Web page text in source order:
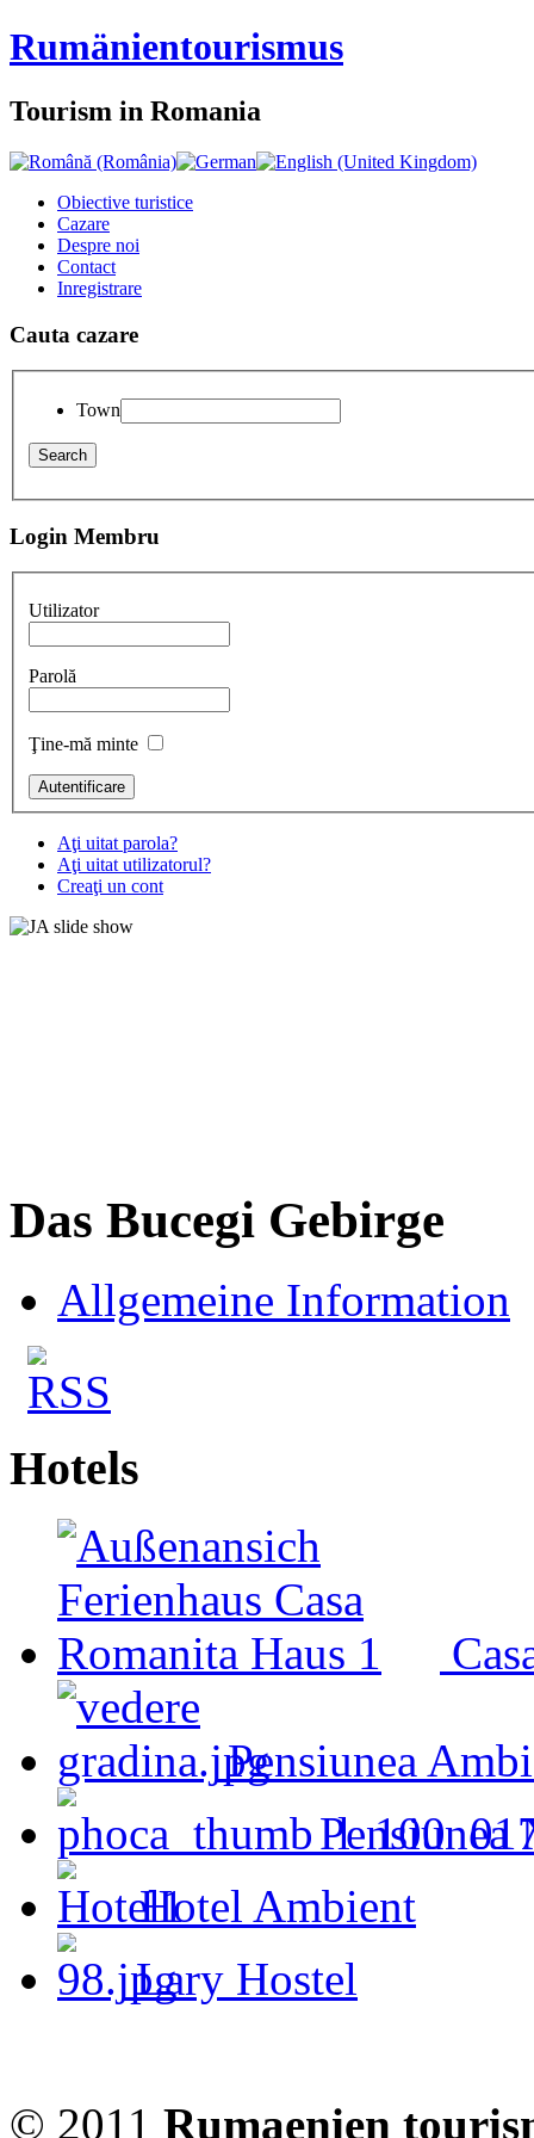
Rumänientourismus
Tourism in Romania
Obiective turistice
Cazare
Despre noi
Contact
Inregistrare
Cauta cazare
Town
Login Membru
Utilizator
Parolă
Ţine-mă minte
Aţi uitat parola?
Aţi uitat utilizatorul?
Creaţi un cont
Das Bucegi Gebirge
Allgemeine Information
Hotels
Pensiunea
Pensiunea
Hotel Ambient
Lary Hostel
© 2011 Rumaenien